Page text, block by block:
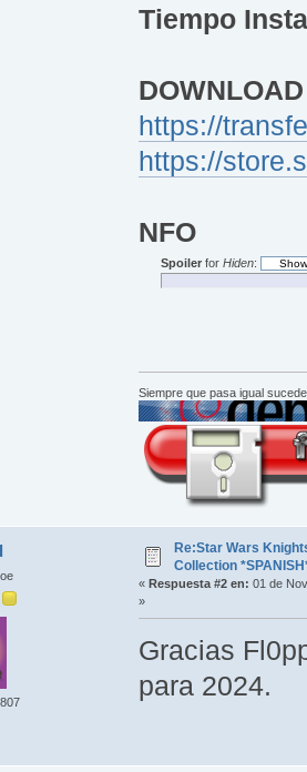
Tiempo
DOWNLOAD
https://
https://
NFO
Spoilerfor Hiden:
Siempre que pasa igual
Re:Star Wars
Collection
« Respuesta #2 en: 01 de
»
Gracias
para 2024.